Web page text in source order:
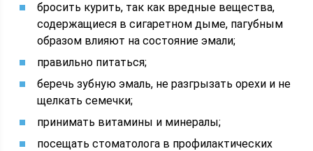
бросить курить, так как вредные вещества,
содержащиеся в сигаретном дыме, пагубным
образом влияют на состояние эмали;
правильно питаться;
беречь зубную эмаль, не разгрызать орехи и не
щелкать семечки;
принимать витамины и минералы;
посещать стоматолога в профилактических